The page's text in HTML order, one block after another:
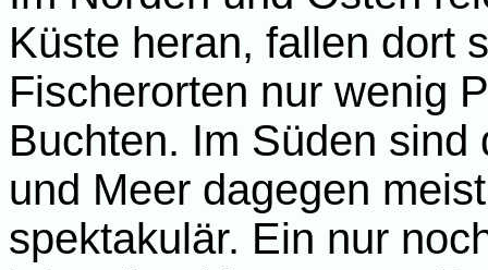
Küste heran, fallen dort
Fischerorten nur wenig
Buchten. Im Süden
und Meer dagegen
spektakulär. Ein nur